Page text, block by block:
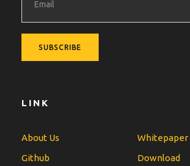
LINK
About Us
Whitepaper
Github
Download